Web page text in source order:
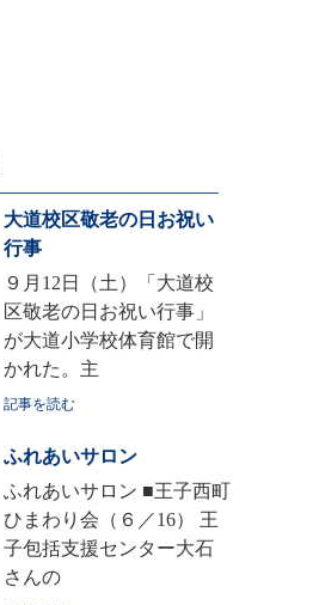
大道校区敬老の日お祝い
行事
９月12日（土）「大道校
区敬老の日お祝い行事」
が大道小学校体育館で開
かれた。主
記事を読む
ふれあいサロン
ふれあいサロン ■王子西町
ひまわり会（６／16） 王
子包括支援センター大石
さんの